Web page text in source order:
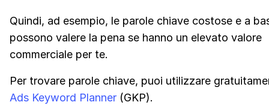
Quindi, ad esempio, le parole chiave costose e a
possono valere la pena se hanno un elevato valore
commerciale per te.
Per trovare parole chiave, puoi utilizzare
Ads Keyword Planner (GKP).